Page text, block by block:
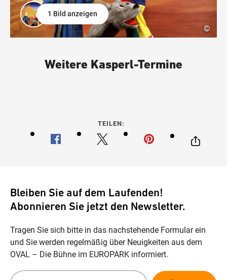
©
1 Bild anzeigen
Weitere Kasperl-Termine
TEILEN:
Bleiben Sie auf dem Laufenden!
Abonnieren Sie jetzt den Newsletter.
Tragen Sie sich bitte in das nachstehende Formular ein
und Sie werden regelmäßig über Neuigkeiten aus dem
OVAL – Die Bühne im EUROPARK informiert.